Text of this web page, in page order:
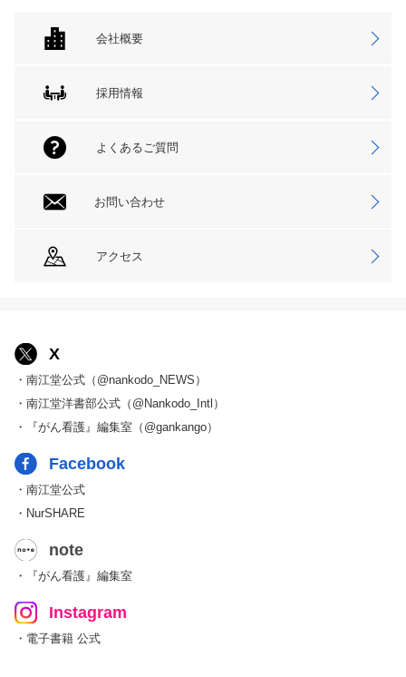
会社概要
採用情報
よくあるご質問
お問い合わせ
アクセス
X
・南江堂公式（@nankodo_NEWS）
・南江堂洋書部公式（@Nankodo_Intl）
・『がん看護』編集室（@gankango）
Facebook
・南江堂公式
・NurSHARE
note
・『がん看護』編集室
Instagram
・電子書籍 公式